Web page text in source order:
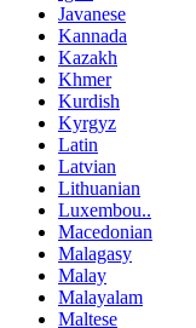
Javanese
Kannada
Kazakh
Khmer
Kurdish
Kyrgyz
Latin
Latvian
Lithuanian
Luxembou..
Macedonian
Malagasy
Malay
Malayalam
Maltese